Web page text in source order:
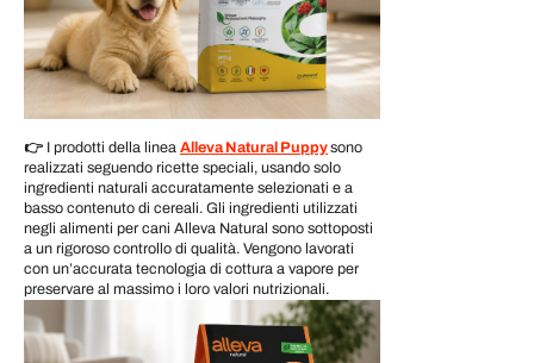
👉 I prodotti della linea Alleva Natural Puppysono
realizzati seguendo ricette speciali, usando solo
ingredienti naturali accuratamente selezionati e a
basso contenuto di cereali. Gli ingredienti utilizzati
negli alimenti per cani Alleva Natural sono sottoposti
a un rigoroso controllo di qualità. Vengono lavorati
con un’accurata tecnologia di cottura a vapore per
preservare al massimo i loro valori nutrizionali.